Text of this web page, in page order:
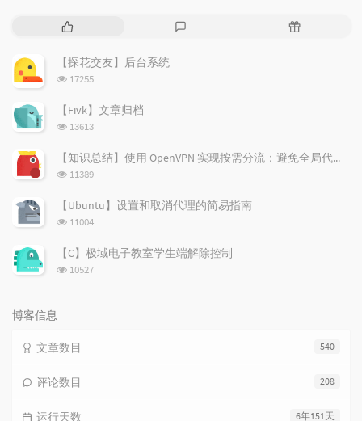
热
文
章
随
【探花交友】后台系统
浏
次
17255
【Fivk】文章归档
浏
次
数:
13613
【知识总结】使用 OpenVPN 实现按需分流：避免全局代理泄露隐私
浏
次
11389
【Ubuntu】设置和取消代理的简易指南
浏
次
数:
11004
【C】极域电子教室学生端解除控制
浏
10527
博客信息
540
文章数目
208
评论数目
6年151天
运行天数